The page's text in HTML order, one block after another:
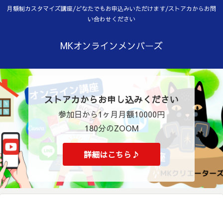
月額制カスタマイズ講座/どなたでもお申込みいただけます/ストアカからお問
い合わせください
MKオンラインメンバーズ
ストアカからお申し込みください
参加日から1ヶ月月額10000円
180分のZOOM
詳細はこちら♪